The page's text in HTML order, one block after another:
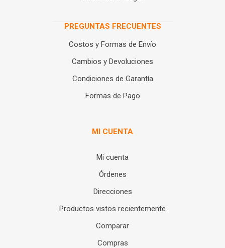
PREGUNTAS FRECUENTES
Costos y Formas de Envío
Cambios y Devoluciones
Condiciones de Garantía
Formas de Pago
MI CUENTA
Mi cuenta
Órdenes
Direcciones
Productos vistos recientemente
Comparar
Compras